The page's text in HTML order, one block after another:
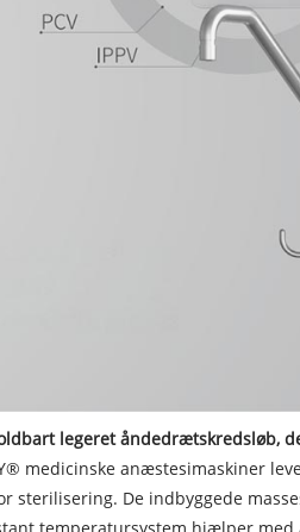
legeret åndedrætskredsløb,
medicinske anæstesimaskiner
sterilisering. De indbyggede